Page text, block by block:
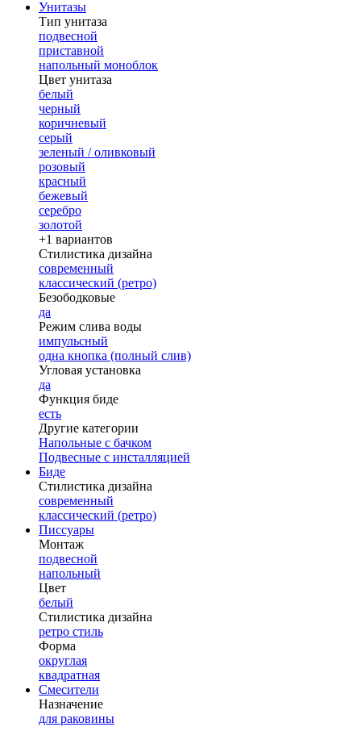
Унитазы
Тип унитаза
подвесной
приставной
напольный моноблок
Цвет унитаза
белый
черный
коричневый
серый
зеленый / оливковый
розовый
красный
бежевый
серебро
золотой
+1 вариантов
Стилистика дизайна
современный
классический (ретро)
Безободковые
да
Режим слива воды
импульсный
одна кнопка (полный слив)
Угловая установка
да
Функция биде
есть
Другие категории
Напольные с бачком
Подвесные с инсталляцией
Биде
Стилистика дизайна
современный
классический (ретро)
Писсуары
Монтаж
подвесной
напольный
Цвет
белый
Стилистика дизайна
ретро стиль
Форма
округлая
квадратная
Смесители
Назначение
для раковины